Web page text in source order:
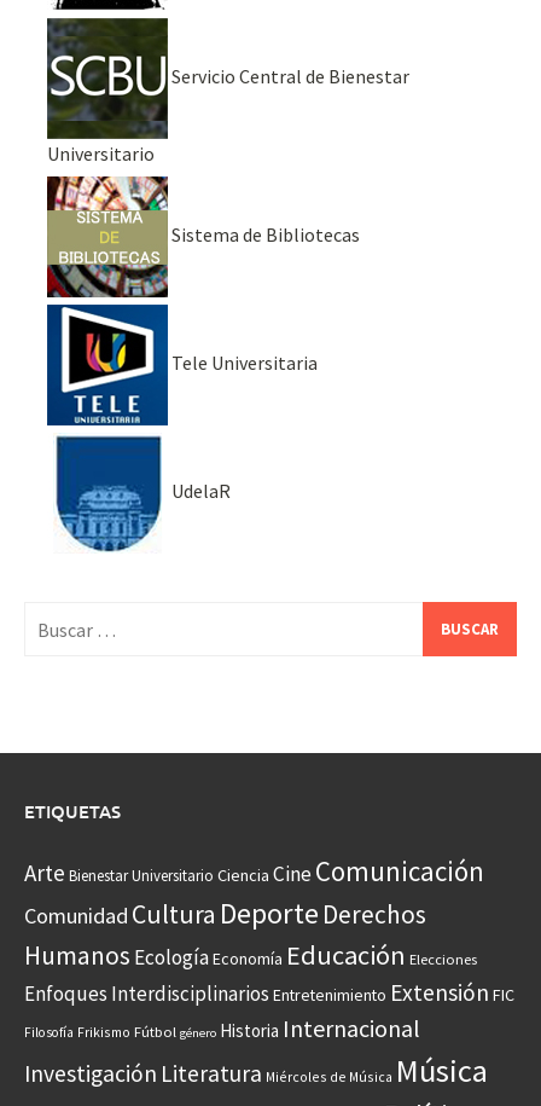
Servicio Central de Bienestar
Universitario
Sistema de Bibliotecas
Tele Universitaria
UdelaR
ETIQUETAS
Arte Bienestar Universitario Ciencia CineComunicación
Comunidad Cultura Deporte Derechos
Humanos EcologíaEconomía Educación Elecciones
Enfoques Interdisciplinarios Entretenimiento Extensión FIC
Filosofía Frikismo Fútbol género Historia Internacional
Investigación Literatura Miércoles de Música Música